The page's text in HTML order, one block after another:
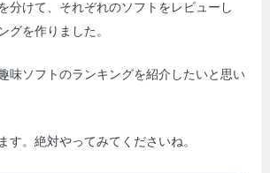
分けて、それぞれのソフトをレビューし
グを作りました。
味ソフトのランキングを紹介したいと思い
す。絶対やってみてくださいね。